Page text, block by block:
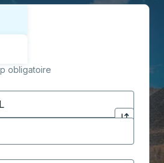
un aller-retour:
obligatoire
la ville d'origine pour ouvrir
Cliquez
la ville de destination pour
date Barre oblique du mois à